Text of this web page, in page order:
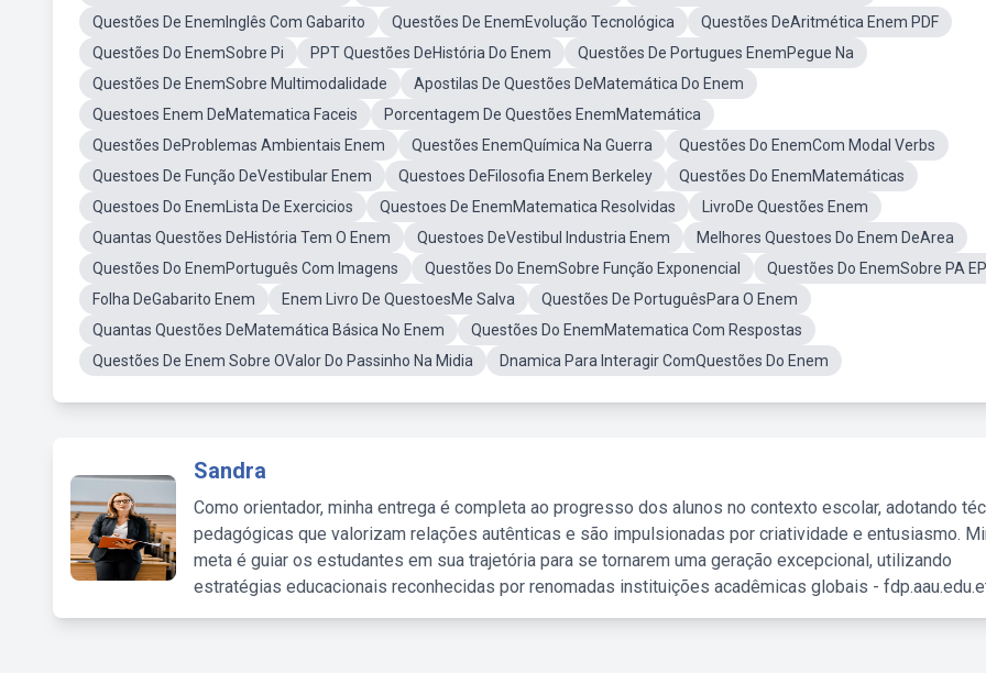
Questões De EnemInglês Com Gabarito Questões De EnemEvolução Tecnológica
Questões DeAritmética Enem PDF
Questões Do EnemSobre Pi
PPT Questões DeHistória Do Enem
Questões De Portugues EnemPegue Na
Questões De EnemSobre Multimodalidade
Apostilas De Questões DeMatemática Do Enem
Questoes Enem DeMatematica Faceis
Porcentagem De Questões EnemMatemática
Questões DeProblemas Ambientais Enem
Questões EnemQuímica Na Guerra
Questões Do EnemCom Modal Verbs
Questoes De Função DeVestibular Enem
Questoes DeFilosofia Enem Berkeley
Questões Do EnemMatemáticas
Questoes Do EnemLista De Exercicios
Questoes De EnemMatematica Resolvidas
LivroDe Questões Enem
Quantas Questões DeHistória Tem O Enem
Questoes DeVestibul Industria Enem
Melhores Questoes Do Enem DeArea
Questões Do EnemPortuguês Com Imagens
Questões Do EnemSobre Função Exponencial
Questões Do EnemSobre PA
Folha DeGabarito Enem
Enem Livro De QuestoesMe Salva
Questões De PortuguêsPara O Enem
Quantas Questões DeMatemática Básica No Enem
Questões Do EnemMatematica Com Respostas
Questões De Enem Sobre OValor Do Passinho Na Midia
Dnamica Para Interagir ComQuestões Do Enem
Sandra
Como orientador, minha entrega é completa ao progresso dos alunos no contexto escolar, adotando
pedagógicas que valorizam relações autênticas e são impulsionadas por criatividade e entusiasmo.
meta é guiar os estudantes em sua trajetória para se tornarem uma geração excepcional, utilizando
estratégias educacionais reconhecidas por renomadas instituições acadêmicas globais -